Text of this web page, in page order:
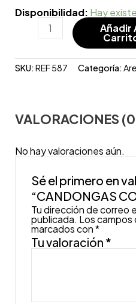
Disponibilidad: Hay
Añadir
SKU:REF 587 Categoría:
VALORACIONES
No hay valoraciones aún.
Sé el primero en
“CANDONGAS
Tu dirección de correo
publicada. Los
marcados con*
Tu valoración *